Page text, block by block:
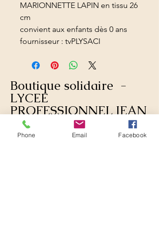
MARIONNETTE LAPIN en tissu 26
cm
convient aux enfants dès 0 ans
fournisseur : tvPLYSACI
Boutique solidaire -
LYCEE
PROFESSIONNEL JEAN
MACE- France
103 rue Mirabeau
Phone Email Facebook